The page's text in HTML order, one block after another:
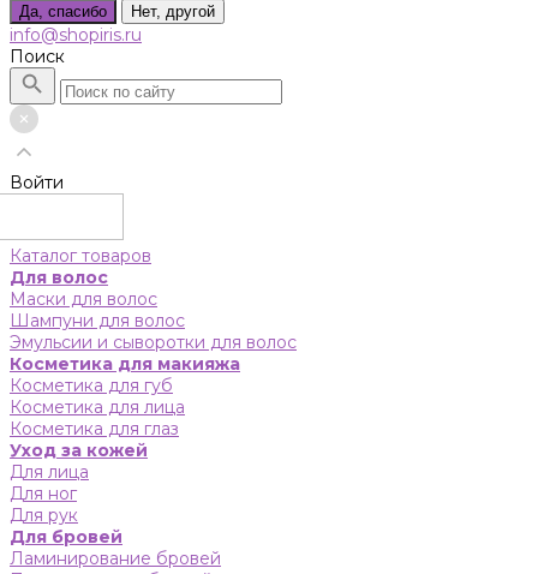
Да, спасибо Нет, другой
info@shopiris.ru
Поиск
Войти
Каталог товаров
Для волос
Маски для волос
Шампуни для волос
Эмульсии и сыворотки для волос
Косметика для макияжа
Косметика для губ
Косметика для лица
Косметика для глаз
Уход за кожей
Для лица
Для ног
Для рук
Для бровей
Ламинирование бровей